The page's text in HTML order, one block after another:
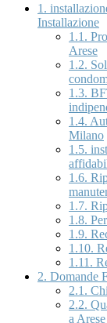
1.
Installazione
1.1.
Arese
1.2.
1.3.
1.4.
Milano
1.5.
1.6.
1.7.
1.8.
1.9.
1.10.
1.11.
2. Domande
2.1.
2.2.
a